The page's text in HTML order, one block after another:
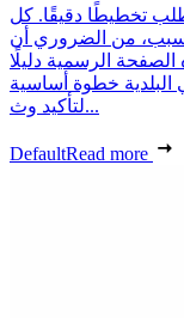
على جواز سفر في عام 2027 يتطلب تخطيطًا دقيقًا. كل
من الضروري أن
الرسمية دليلًا
خطوة أساسية
لتأكيد وث...
DefaultRead more